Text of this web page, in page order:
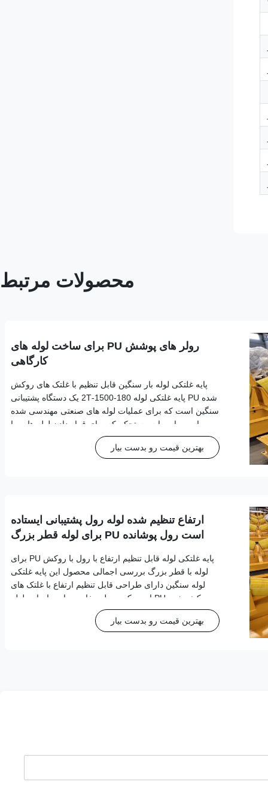
محصولات مرتبط
رولر های پوشش PU برای ساخت لوله های
کارگاهی
پایه غلتکی لوله بار سنگین قابل تنظیم با غلتک های روکش
شده PU پایه غلتکی لوله 180-1500-2T یک دستگاه پشتیبانی
سنگین است که برای عملیات لوله های صنعتی مهندسی شده
است. این پایه مستحکم که برای قرار دادن لوله هایی با
است، پشتیبانی پایداری را برای کاربردهای جو...
بهترین قیمت رو بدست بیار
ارتفاع تنظیم شده لوله رول پشتیبانی ایستاده
است رول پوشانده PU برای لوله قطر بزرگ
پایه غلتکی لوله قابل تنظیم ارتفاع با رول با روکش PU برای
لوله با قطر بزرگ بررسی اجمالی محصول این پایه غلتکی
لوله سنگین دارای طراحی قابل تنظیم ارتفاع با غلتک های
روکش شده PU است که به طور خاص برای جابجایی لوله
های با قطر بزرگ در کاربردهای صنعتی و تولیدی مهندسی
شده است. ویژگی های کلیدی طراحی قابل تنظی...
بهترین قیمت رو بدست بیار